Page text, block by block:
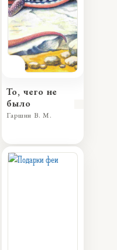
То, чего не
было
Гаршин В. М.